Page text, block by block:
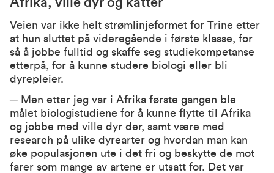
Veien var ikke helt strømlinjeformet for Trine etter
at hun sluttet på videregående i første klasse, for
så å jobbe fulltid og skaffe seg studiekompetanse
etterpå, for å kunne studere biologi eller bli
dyrepleier.
─ Men etter jeg var i Afrika første gangen ble
målet biologistudiene for å kunne flytte til Afrika
og jobbe med ville dyr der, samt være med
research på ulike dyrearter og hvordan man kan
øke populasjonen ute i det fri og beskytte de mot
farer som mange av artene er utsatt for. Det var